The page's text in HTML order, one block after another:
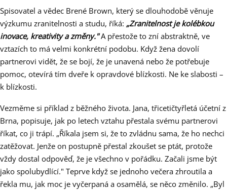
Spisovatel a vědec Brené Brown, který se dlouhodobě věnuje
výzkumu zranitelnosti a studu, říká: „Zranitelnost je kolébkou
inovace, kreativity a změny."A přestože to zní abstraktně, ve
vztazích to má velmi konkrétní podobu. Když žena dovolí
partnerovi vidět, že se bojí, že je unavená nebo že potřebuje
pomoc, otevírá tím dveře k opravdové blízkosti. Ne ke slabosti –
k blízkosti.
Vezměme si příklad z běžného života. Jana, třicetičtyřletá účetní z
Brna, popisuje, jak po letech vztahu přestala svému partnerovi
říkat, co ji trápí. „Říkala jsem si, že to zvládnu sama, že ho nechci
zatěžovat. Jenže on postupně přestal zkoušet se ptát, protože
vždy dostal odpověď, že je všechno v pořádku. Začali jsme být
jako spolubydlící." Teprve když se jednoho večera zhroutila a
řekla mu, jak moc je vyčerpaná a osamělá, se něco změnilo. „Byl